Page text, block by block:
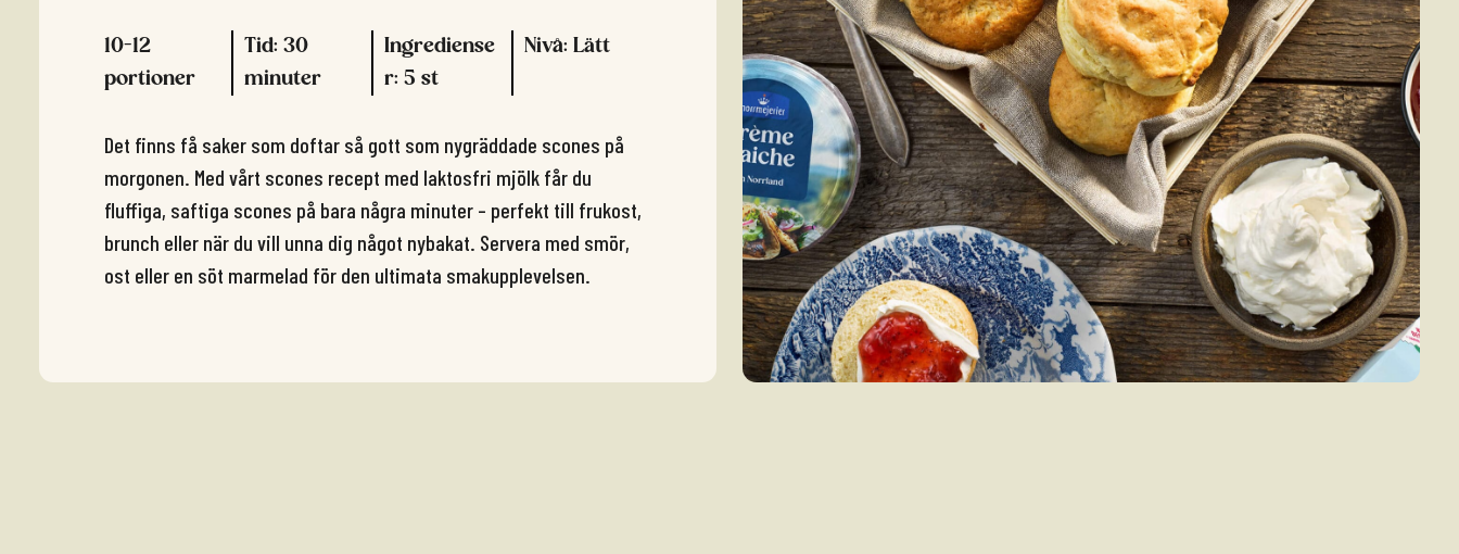
10-12
portioner
Tid: 30
minuter
Ingrediense
r: 5 st
Nivå: Lätt
Det finns få saker som doftar så gott som nygräddade scones på
morgonen. Med vårt scones recept med laktosfri mjölk får du
fluffiga, saftiga scones på bara några minuter – perfekt till frukost,
brunch eller när du vill unna dig något nybakat. Servera med smör,
ost eller en söt marmelad för den ultimata smakupplevelsen.